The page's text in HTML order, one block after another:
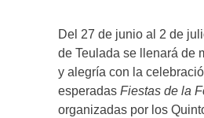
Del 27 de junio al 2 de
de Teulada se llenará de
y alegría con la
esperadas Fiestas de la
organizadas por los